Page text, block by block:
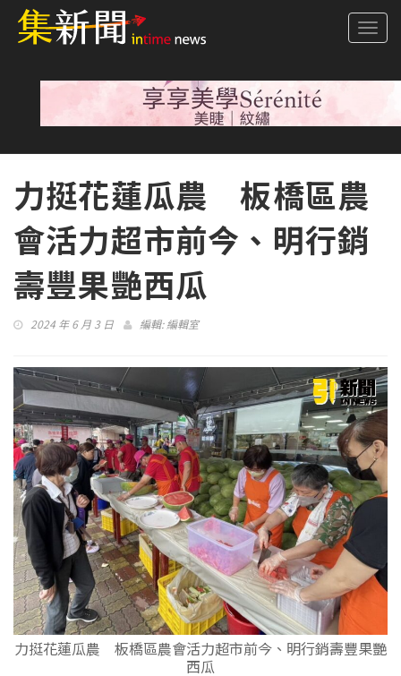
力挺花蓮瓜農 板橋區農
會活力超市前今、明行銷
壽豐果艷西瓜
2024 年 6 月 3 日 編輯:編輯室
力挺花蓮瓜農 板橋區農會活力超市前今、明行銷壽豐果艷
西瓜